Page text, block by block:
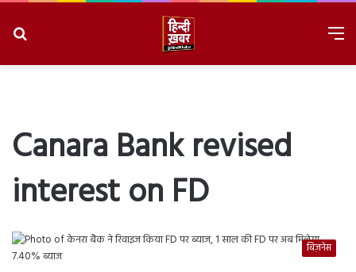
Canara Bank revised
interest on FD
बिज़नेस